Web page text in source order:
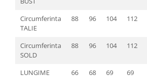
Circumferinta
TALIE
88 96 104 112
Circumferinta
SOLD
88 96 104 112
LUNGIME 66 68 69 69